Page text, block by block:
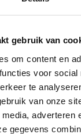
gebruik van
om content en
voor social
te
van onze
adverteren
gegevens
dag